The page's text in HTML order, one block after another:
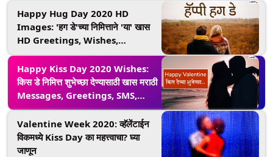
Happy Hug Day 2020 HD
Images: 'हग डे'च्या निमित्ताने 'या' खास
HD Greetings, Wishes,
Messages, Whatsapp Status च्या
माध्यमातून शेअर करा तुमचे प्रेम
Happy Kiss Day 2020 Wishes:
किस डे निमित्त शुभेच्छा देण्यासाठी खास मराठी
Messages, Greetings, SMS,
Whatsapp, Facebook द्वारे शेअर
करून साजरा करा Valentine Week
Valentine Week 2020: व्हॅलेंटाईन
विकमध्ये Kiss Day का महत्त्वाचा? घ्या
जाणून